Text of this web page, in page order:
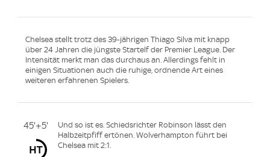
Chelsea stellt trotz des 39-jährigen Thiago Silva mit knapp
über 24 Jahren die jüngste Startelf der Premier League. Der
Intensität merkt man das durchaus an. Allerdings fehlt in
einigen Situationen auch die ruhige, ordnende Art eines
weiteren erfahrenen Spielers.
45'+5'
Und so ist es. Schiedsrichter Robinson lässt den
Halbzeitpfiff ertönen. Wolverhampton führt bei
Chelsea mit 2:1.